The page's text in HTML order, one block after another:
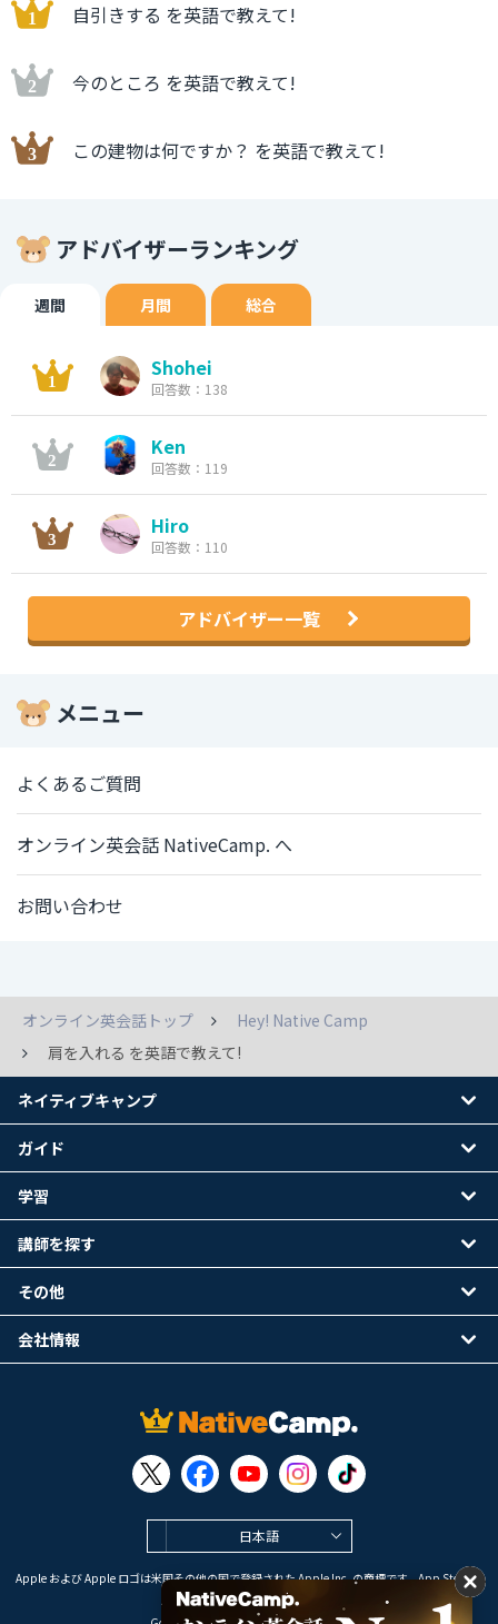
自引きする を英語で教えて!
今のところ を英語で教えて!
この建物は何ですか？ を英語で教えて!
アドバイザーランキング
週間 月間 総合
Shohei
回答数：138
Ken
回答数：119
Hiro
回答数：110
アドバイザー一覧
メニュー
よくあるご質問
オンライン英会話 NativeCamp. へ
お問い合わせ
オンライン英会話トップ
Hey! Native Camp
肩を入れる を英語で教えて!
日本語
Apple および Apple ロゴは米国その他の国で登録された Apple Inc. の商標です。App Store は
Apple Inc. のサービスマークです。
ネイティブキャンプ
ガイド
学習
講師を探す
その他
会社情報